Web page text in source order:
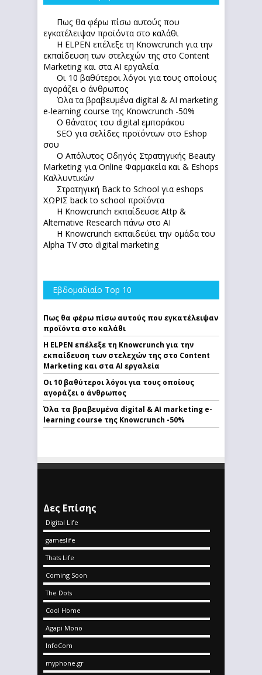
Πως θα φέρω πίσω αυτούς που
εγκατέλειψαν προϊόντα στο καλάθι
Η ELPEN επέλεξε τη Knowcrunch για την
εκπαίδευση των στελεχών της στο Content
Marketing και στα AI εργαλεία
Οι 10 βαθύτεροι λόγοι για τους οποίους
αγοράζει ο άνθρωπος
Όλα τα βραβευμένα digital & AI marketing
e-learning course της Knowcrunch -50%
Ο θάνατος του digital εμποράκου
SEO για σελίδες προϊόντων στο Eshop
σου
Ο Απόλυτoς Οδηγός Στρατηγικής Beauty
Marketing για Online Φαρμακεία και & Eshops
Καλλυντικών
Στρατηγική Back to School για eshops
ΧΩΡΙΣ back to school προϊόντα
Η Knowcrunch εκπαίδευσε Attp &
Alternative Research πάνω στο ΑΙ
Η Knowcrunch εκπαιδεύει την ομάδα του
Alpha TV στο digital marketing
Εβδομαδιαίο Top 10
Πως θα φέρω πίσω αυτούς που εγκατέλειψαν
προϊόντα στο καλάθι
Η ELPEN επέλεξε τη Knowcrunch για την
εκπαίδευση των στελεχών της στο Content
Marketing και στα AI εργαλεία
Οι 10 βαθύτεροι λόγοι για τους οποίους
αγοράζει ο άνθρωπος
Όλα τα βραβευμένα digital & AI marketing e-
learning course της Knowcrunch -50%
Δες Επίσης
Digital Life
gameslife
Thats Life
Coming Soon
The Dots
Cool Home
Agapi Mono
InfoCom
myphone.gr